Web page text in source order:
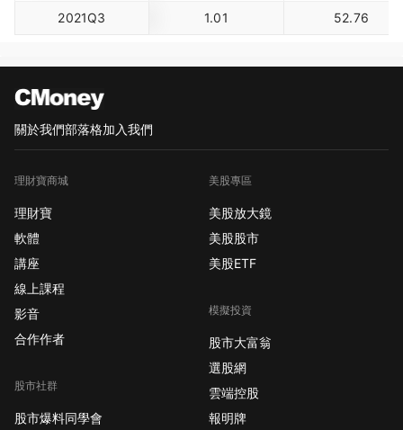
2021Q3 1.01 52.76
關於我們部落格加入我們
理財寶商城
理財寶
軟體
講座
線上課程
影音
合作作者
股市社群
股市爆料同學會
美股專區
美股放大鏡
美股股市
美股ETF
模擬投資
股市大富翁
選股網
雲端控股
報明牌